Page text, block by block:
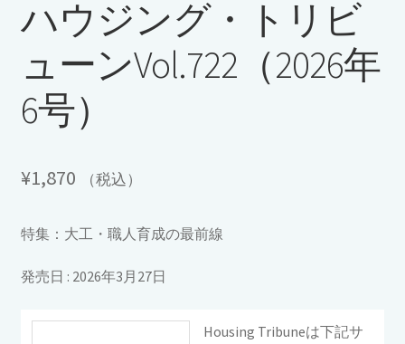
ハウジング・トリビ
ューンVol.722（2026年
6号）
¥1,870 （税込）
特集：大工・職人育成の最前線
発売日 : 2026年3月27日
Housing Tribuneは下記サ